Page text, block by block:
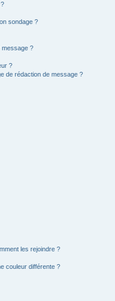
sondage ?
message ?
?
de rédaction de message ?
les rejoindre ?
couleur différente ?